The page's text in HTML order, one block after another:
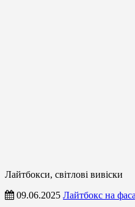
Лайтбокси, світлові вивіски
09.06.2025 Лайтбокс на